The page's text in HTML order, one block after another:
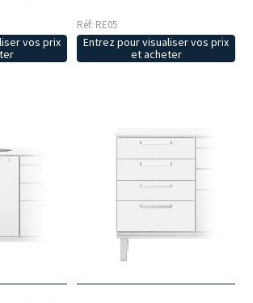
vos prix
Réf: RE05
Entrez pour visualiser vos prix
et acheter